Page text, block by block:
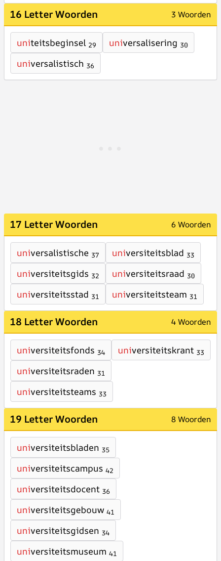
16 Letter Woorden 3 Woorden
uniteitsbeginsel 29 universalisering 30
universalistisch 36
17 Letter Woorden 6 Woorden
universalistische 37 universiteitsblad 33
universiteitsgids 32 universiteitsraad 30
universiteitsstad 31 universiteitsteam 31
18 Letter Woorden 4 Woorden
universiteitsfonds 34 universiteitskrant 33
universiteitsraden 31
universiteitsteams 33
19 Letter Woorden 8 Woorden
universiteitsbladen 35
universiteitscampus 42
universiteitsdocent 36
universiteitsgebouw 41
universiteitsgidsen 34
universiteitsmuseum 41